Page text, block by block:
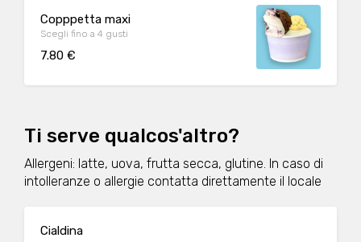
Copppetta maxi
Scegli fino a 4 gusti
7.80 €
Ti serve qualcos'altro?
Allergeni: latte, uova, frutta secca, glutine. In caso di
intolleranze o allergie contatta direttamente il locale
Cialdina